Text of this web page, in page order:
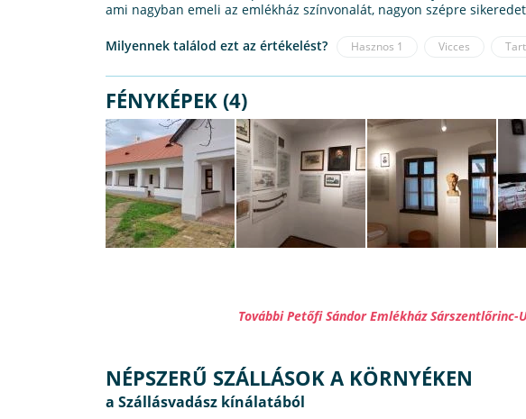
ami nagyban emeli az emlékház színvonalát, nagyon szépre
Milyennek találod ezt az értékelést? Hasznos 1 Vicces
FÉNYKÉPEK (4)
További Petőfi Sándor Emlékház Sárszentlőrinc-
NÉPSZERŰ SZÁLLÁSOK A KÖRNYÉKEN